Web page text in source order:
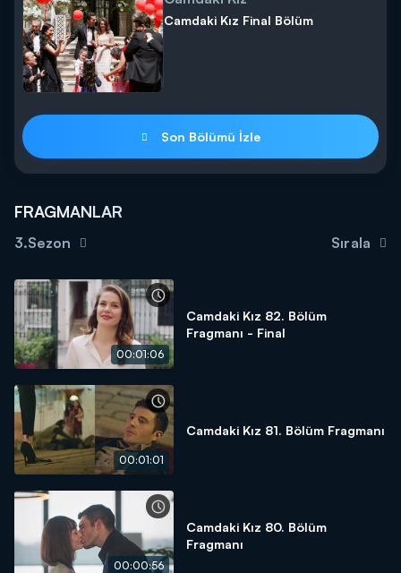
Camdaki Kız yeni bölümüyle Perşembe 20.00'da Kanal D'de!
--------------------------------
Camdaki Kiz Episode 4 Trailer is streaming! What will Nalan do
learning that Sedat has an affair?
this, Nalan gets disappointed. As for Feride, she gets the
opportunity she has waited for. She raises hell to prevent her
daughter from marrying Sedat. Nobody knows what to do
able to convince Nalan?
Camdaki Kız Final Bölüm
Son Bölümü İzle
FRAGMANLAR
3.Sezon Sırala
00:01:06
Camdaki Kız 82. Bölüm
Fragmanı - Final
00:01:01
Camdaki Kız 81. Bölüm Fragmanı
00:00:56
Camdaki Kız 80. Bölüm
Fragmanı